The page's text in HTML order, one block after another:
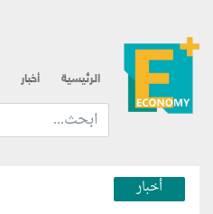
الرئيسية أخبار
ابحث عن... :
أخبار